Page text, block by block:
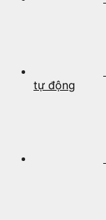
tự động